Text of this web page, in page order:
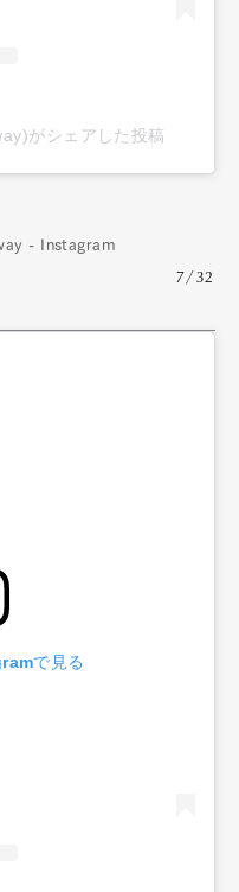
がシェアした投稿
- Instagram
7/32
で見る